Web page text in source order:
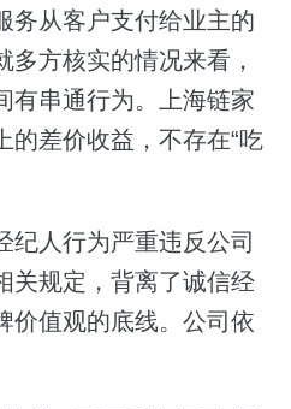
务从客户支付给业主的
多方核实的情况来看，
有串通行为。上海链家
的差价收益，不存在“吃
纪人行为严重违反公司
关规定，背离了诚信经
价值观的底线。公司依